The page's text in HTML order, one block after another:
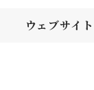
ウェブサイト